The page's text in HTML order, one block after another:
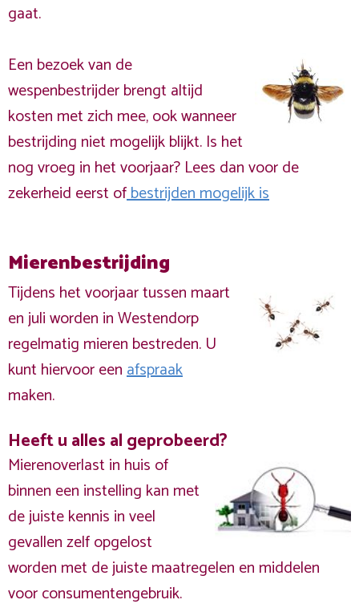
gaat.
Een bezoek van de
wespenbestrijder brengt altijd
kosten met zich mee, ook wanneer
bestrijding niet mogelijk blijkt. Is het
nog vroeg in het voorjaar? Lees dan voor de
zekerheid eerst ofbestrijden mogelijk is
Mierenbestrijding
Tijdens het voorjaar tussen maart
en juli worden in Westendorp
regelmatig mieren bestreden. U
kunt hiervoor eenafspraak
maken.
Heeft u alles al geprobeerd?
Mierenoverlast in huis of
binnen een instelling kan met
de juiste kennis in veel
gevallen zelf opgelost
worden met de juiste maatregelen en middelen
voor consumentengebruik.